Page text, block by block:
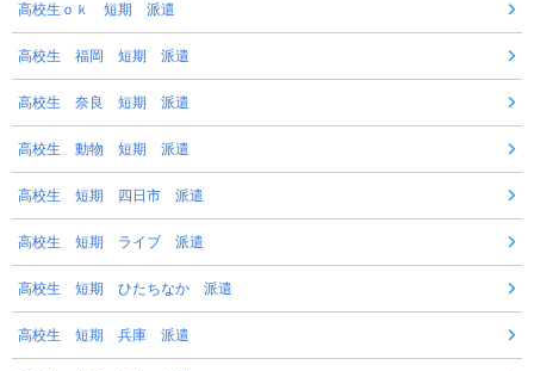
高校生ｏｋ 短期 派遣
高校生 福岡 短期 派遣
高校生 奈良 短期 派遣
高校生 動物 短期 派遣
高校生 短期 四日市 派遣
高校生 短期 ライブ 派遣
高校生 短期 ひたちなか 派遣
高校生 短期 兵庫 派遣